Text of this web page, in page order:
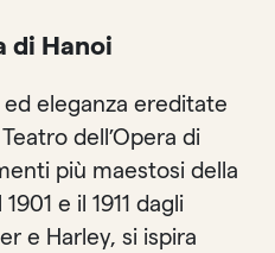
di Hanoi
eleganza ereditate
dell’Opera di
più maestosi della
e il 1911 dagli
e Harley, si ispira